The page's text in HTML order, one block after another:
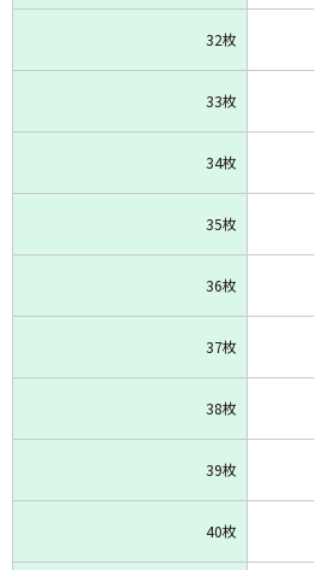
32枚
33枚
34枚
35枚
36枚
37枚
38枚
39枚
40枚